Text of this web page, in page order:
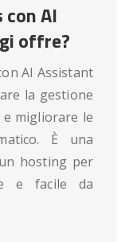
AI
offre?
AI Assistant
la gestione
migliorare le
È una
hosting per
e facile da